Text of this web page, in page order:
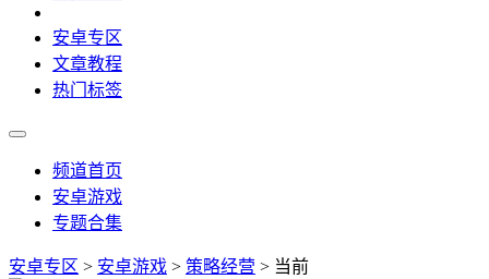
安卓专区
文章教程
热门标签
频道首页
安卓游戏
专题合集
安卓专区 > 安卓游戏 > 策略经营 > 当前